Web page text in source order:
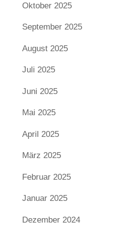
Oktober 2025
September 2025
August 2025
Juli 2025
Juni 2025
Mai 2025
April 2025
März 2025
Februar 2025
Januar 2025
Dezember 2024